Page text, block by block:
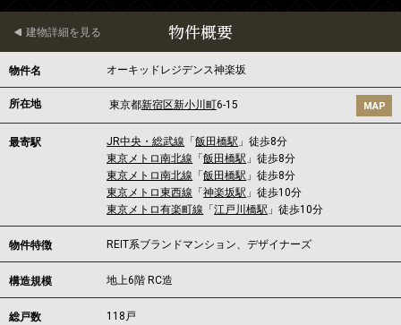
物件概要
建物詳細を見る
物件名 オーキッドレジデンス神楽坂
所在地 東京都新宿区新小川町6-15 MAP
最寄駅 JR中央・総武線 「飯田橋駅 」徒歩8分
東京メトロ南北線 「飯田橋駅 」徒歩8分
東京メトロ南北線 「飯田橋駅 」徒歩8分
東京メトロ東西線 「神楽坂駅 」徒歩10分
東京メトロ有楽町線 「江戸川橋駅 」徒歩10分
物件特徴 REIT系ブランドマンション、デザイナーズ
構造規模 地上6階 RC造
総戸数 118戸